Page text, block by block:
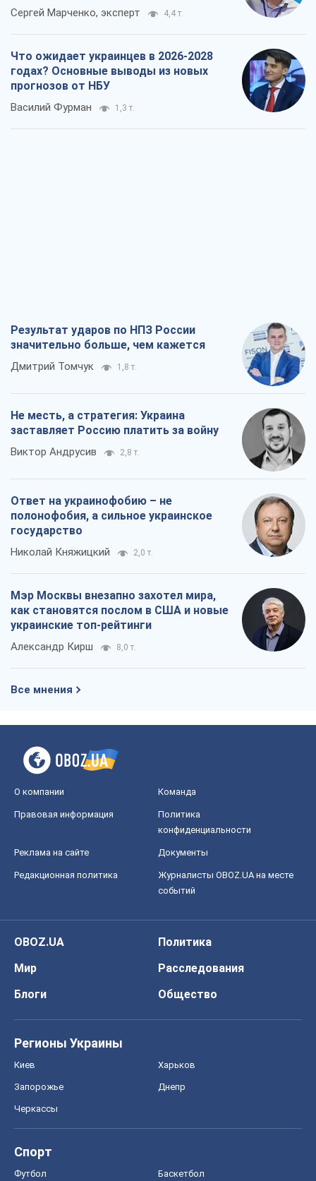
Сергей Марченко, эксперт 4,4 т.
Что ожидает украинцев в 2026-2028
годах? Основные выводы из новых
прогнозов от НБУ
Василий Фурман 1,3 т.
Результат ударов по НПЗ России
значительно больше, чем кажется
Дмитрий Томчук 1,8 т.
Не месть, а стратегия: Украина
заставляет Россию платить за войну
Виктор Андрусив 2,8 т.
Ответ на украинофобию – не
полонофобия, а сильное украинское
государство
Николай Княжицкий 2,0 т.
Мэр Москвы внезапно захотел мира,
как становятся послом в США и новые
украинские топ-рейтинги
Александр Кирш 8,0 т.
Все мнения
О компании Команда
Правовая информация
Политика
конфиденциальности
Реклама на сайте Документы
Редакционная политика
Журналисты OBOZ.UA на месте
событий
OBOZ.UA
Политика
Мир
Расследования
Блоги
Общество
Регионы Украины
Киев Харьков
Запорожье Днепр
Черкассы
Спорт
Футбол Баскетбол